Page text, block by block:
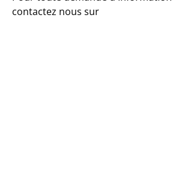
contactez nous sur